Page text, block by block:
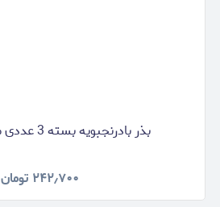
بذر بادرنجبویه بسته 3 عددی مدل GPSH7L
۲۴۲٫۷۰۰ تومان